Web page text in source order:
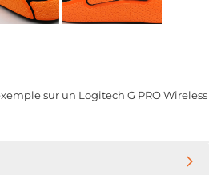
sur un Logitech G PRO Wireless